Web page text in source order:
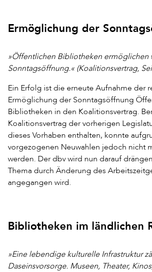
Ermöglichung der
»Öffentlichen Bibliotheken ermöglichen
Sonntagsöffnung.« (Koalitionsvertrag,
Ein Erfolg ist die erneute Aufnahme der
Ermöglichung der Sonntagsöffnung
Bibliotheken in den Koalitionsvertrag.
Koalitionsvertrag der vorherigen
dieses Vorhaben enthalten, konnte
vorgezogenen Neuwahlen jedoch nicht
werden. Der dbv wird nun darauf
Thema durch Änderung des
angegangen wird.
Bibliotheken im ländlichen
»Eine lebendige kulturelle Infrastruktur
Daseinsvorsorge. Museen, Theater,